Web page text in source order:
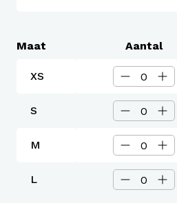
Maat Aantal
XS
S
M
L